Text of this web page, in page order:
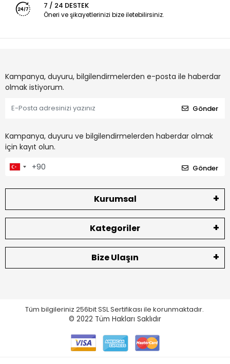
7 / 24 DESTEK
Öneri ve şikayetlerinizi bize iletebilirsiniz.
Kampanya, duyuru, bilgilendirmelerden e-posta ile haberdar
olmak istiyorum.
Gönder
Kampanya, duyuru ve bilgilendirmelerden haberdar olmak
için kayıt olun.
Gönder
Kurumsal
Kategoriler
Bize Ulaşın
Tüm bilgileriniz 256bit SSL Sertifikası ile korunmaktadır.
© 2022 Tüm Hakları Saklıdır